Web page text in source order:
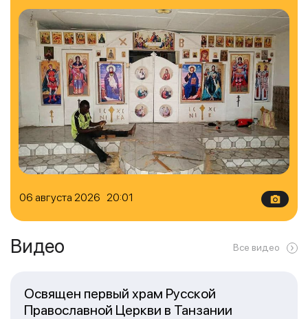
06 августа 2026 20:01
Видео Все видео
Освящен первый храм Русской
Православной Церкви в Танзании